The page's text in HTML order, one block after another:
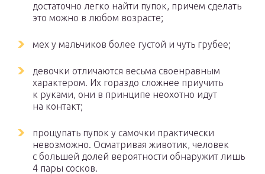
достаточно легко найти пупок, причем сделать
это можно в любом возрасте;
мех у мальчиков более густой и чуть грубее;
девочки отличаются весьма своенравным
характером. Их гораздо сложнее приучить
к руками, они в принципе неохотно идут
на контакт;
прощупать пупок у самочки практически
невозможно. Осматривая животик, человек
с большей долей вероятности обнаружит лишь
4 пары сосков.